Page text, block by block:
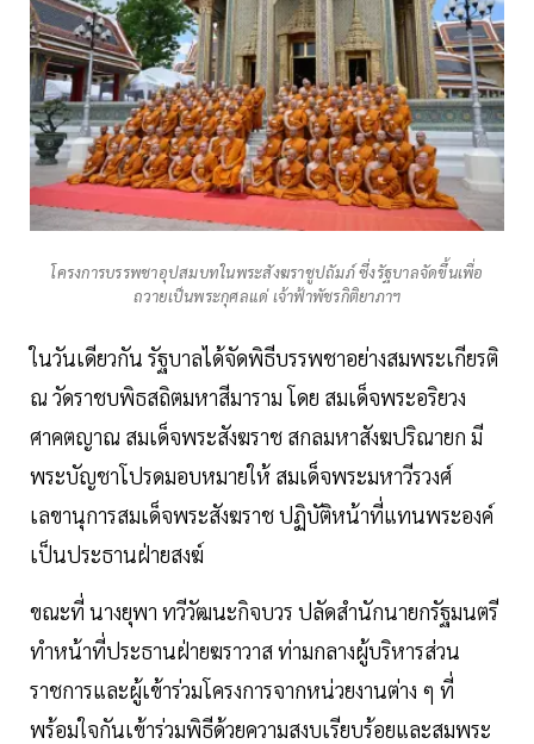
โครงการบรรพชาอุปสมบทในพระสังฆราชูปถัมภ์ ซึ่งรัฐบาลจัดขึ้นเพื่อ
ถวายเป็นพระกุศลแด่ เจ้าฟ้าพัชรกิติยาภาฯ
ในวันเดียวกัน รัฐบาลได้จัดพิธีบรรพชาอย่างสมพระเกียรติ
ณ วัดราชบพิธสถิตมหาสีมาราม โดย สมเด็จพระอริยวง
ศาคตญาณ สมเด็จพระสังฆราช สกลมหาสังฆปริณายก มี
พระบัญชาโปรดมอบหมายให้ สมเด็จพระมหาวีรวงศ์
เลขานุการสมเด็จพระสังฆราช ปฏิบัติหน้าที่แทนพระองค์
เป็นประธานฝ่ายสงฆ์
ขณะที่ นางยุพา ทวีวัฒนะกิจบวร ปลัดสำนักนายกรัฐมนตรี
ทำหน้าที่ประธานฝ่ายฆราวาส ท่ามกลางผู้บริหารส่วน
ราชการและผู้เข้าร่วมโครงการจากหน่วยงานต่าง ๆ ที่
พร้อมใจกันเข้าร่วมพิธีด้วยความสงบเรียบร้อยและสมพระ